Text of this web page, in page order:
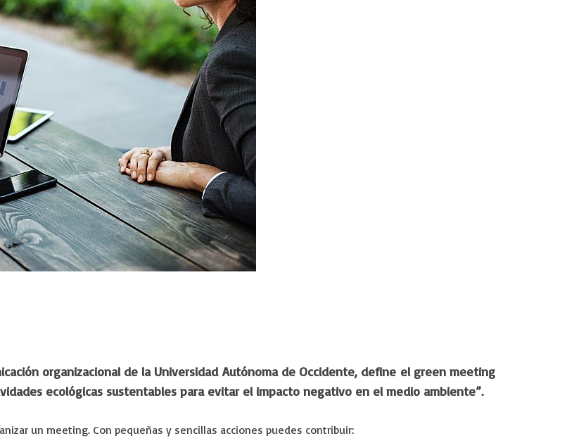
organizacional de la Universidad Autónoma de Occidente, define el green meeting
ecológicas sustentables para evitar el impacto negativo en el medio ambiente”.
un meeting. Con pequeñas y sencillas acciones puedes contribuir: